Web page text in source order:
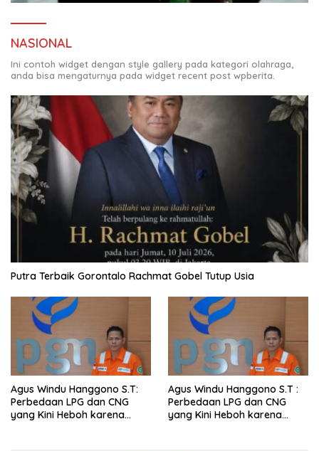
NASIONAL
Ini contoh widget dengan style gallery pada kategori olahraga,
anda bisa mengaturnya pada widget recent post wpberita.
Putra Terbaik Gorontalo Rachmat Gobel Tutup Usia
Agus Windu Hanggono S.T:
Perbedaan LPG dan CNG
yang Kini Heboh karena
Agus Windu Hanggono S.T :
Perbedaan LPG dan CNG
yang Kini Heboh karena